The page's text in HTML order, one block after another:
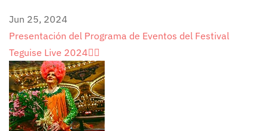
Jun 25, 2024
Presentación del Programa de Eventos del Festival
Teguise Live 2024🏳️‍🌈